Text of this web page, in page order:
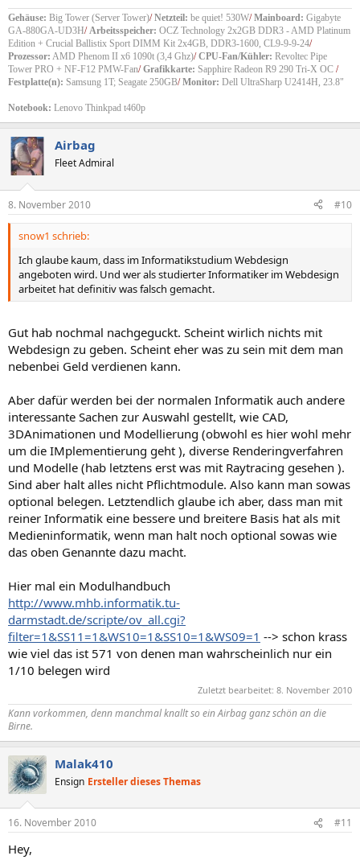
Gehäuse: Big Tower (Server Tower)/ Netzteil: be quiet! 530W/ Mainboard: Gigabyte
GA-880GA-UD3H/ Arbeitsspeicher: OCZ Technology 2x2GB DDR3 - AMD Platinum
Edition + Crucial Ballistix Sport DIMM Kit 2x4GB, DDR3-1600, CL9-9-9-24/
Prozessor: AMD Phenom II x6 1090t (3,4 Ghz)/ CPU-Fan/Kühler: Revoltec Pipe
Tower PRO + NF-F12 PMW-Fan/ Grafikkarte: Sapphire Radeon R9 290 Tri-X OC /
Festplatte(n): Samsung 1T; Seagate 250GB/Monitor: Dell UltraSharp U2414H, 23.8"
Notebook: Lenovo Thinkpad t460p
Airbag
Fleet Admiral
8. November 2010 #10
snow1 schrieb:
Ich glaube kaum, dass im Informatikstudium Webdesign
angeboten wird. Und wer als studierter Informatiker im Webdesign
arbeitet hat definitiv was falsch gemacht.
Gut hab nochmal nachgeguckt. Scheint wirlich nichts mit
Webdesign zu geben. Scheint eher was zu sein mit dem man
nebenbei Geld verdienen kann.
Aber dafür werden bei der normalen Informatik auch andere
interessante Sachen zur Auswahl gestellt, wie CAD,
3DAnimationen und Modellierung (obwohl es hier wohl mehr
um die IMplementierung geht ), diverse Renderingverfahren
und Modelle (hab letztens erst was mit Raytracing gesehen ).
Sind aber halt alles nicht Pflichtmodule. Also kann man sowas
optional belegen. Letztendlich glaube ich aber, dass man mit
reiner Informatik eine bessere und breitere Basis hat als mit
Medieninformatik, wenn man halt noch optional sowas wie
das oben Genannte dazu macht.
Hier mal ein Modulhandbuch
http://www.mhb.informatik.tu-
darmstadt.de/scripte/ov_all.cgi?
filter=1&SS11=1&WS10=1&SS10=1&WS09=1 --> schon krass
wie viel das ist 571 von denen man wahrscheinlich nur ein
1/10 belegen wird
Zuletzt bearbeitet: 8. November 2010
Kann vorkommen, denn manchmal knallt so einAirbagganz schön an die
Birne.
Malak410
Ensign Ersteller dieses Themas
16. November 2010 #11
Hey,